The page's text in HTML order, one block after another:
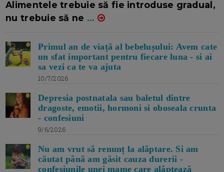
Alimentele trebuie să fie introduse gradual,
nu trebuie să ne ...
Primul an de viață al bebelușului: Avem cate
un sfat important pentru fiecare luna - si ai
sa vezi ca te va ajuta
10/7/2026
Depresia postnatala sau baletul dintre
dragoste, emotii, hormoni si oboseala crunta
- confesiuni
9/6/2026
Nu am vrut să renunț la alăptare. Si am
căutat până am găsit cauza durerii -
confesiunile unei mame care alăptează